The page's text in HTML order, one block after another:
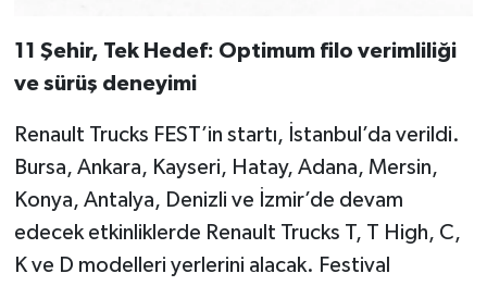
11 Şehir, Tek Hedef: Optimum filo verimliliği
ve sürüş deneyimi
Renault Trucks FEST’in startı, İstanbul’da verildi.
Bursa, Ankara, Kayseri, Hatay, Adana, Mersin,
Konya, Antalya, Denizli ve İzmir’de devam
edecek etkinliklerde Renault Trucks T, T High, C,
K ve D modelleri yerlerini alacak. Festival